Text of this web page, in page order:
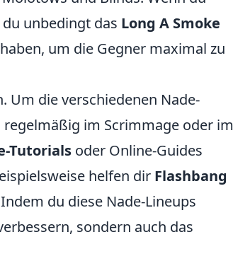
unbedingt das Long A Smoke
um die Gegner maximal zu
Um die verschiedenen Nade-
im Scrimmage oder im
Tutorials oder Online-Guides
helfen dir Flashbang
du diese Nade-Lineups
sondern auch das